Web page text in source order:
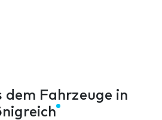
dem Fahrzeuge in